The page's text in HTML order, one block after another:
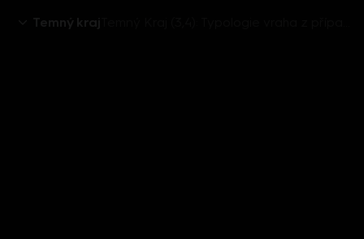
Temný kraj